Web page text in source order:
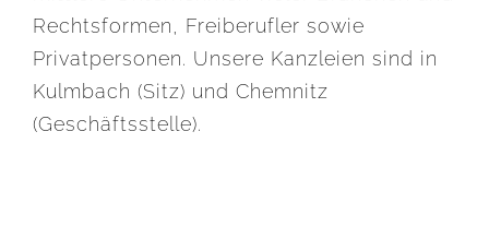
Rechtsformen, Freiberufler sowie
Privatpersonen. Unsere Kanzleien sind in
Kulmbach (Sitz) und Chemnitz
(Geschäftsstelle).